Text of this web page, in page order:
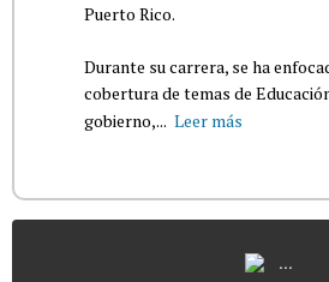
Puerto Rico.
Durante su carrera, se ha
cobertura de temas de
gobierno,... Leer más
...